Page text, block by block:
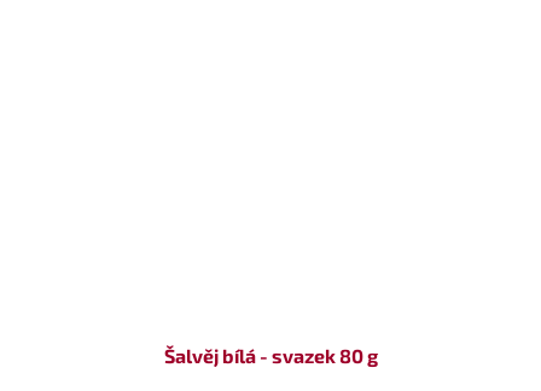
Šalvěj bílá - svazek 80 g